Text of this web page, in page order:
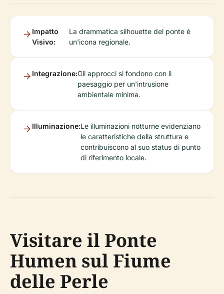
Impatto
Visivo:
La drammatica silhouette del ponte è
un'icona regionale.
Integrazione:Gli approcci si fondono con il
paesaggio per un'intrusione
ambientale minima.
Illuminazione:Le illuminazioni notturne evidenziano
le caratteristiche della struttura e
contribuiscono al suo status di punto
di riferimento locale.
Visitare il Ponte
Humen sul Fiume
delle Perle